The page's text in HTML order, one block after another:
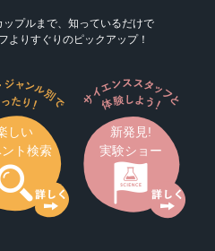
プルまで、知っているだけで
よりすぐりのピックアップ！
しい
ト検索
新発見!
実験ショー